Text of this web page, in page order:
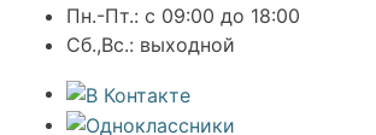
Пн.-Пт.: с 09:00 до 18:00
Сб.,Вс.: выходной